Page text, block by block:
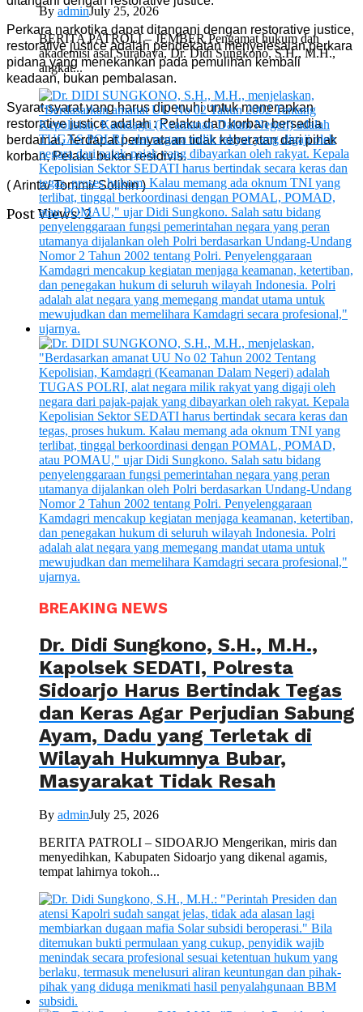
Perkara narkotika dapat ditangani dengan restorative justice,
restorative justice adalah pendekatan menyelesaian perkara
pidana yang menekankan pada pemulihan kembali
keadaan, bukan pembalasan.
Syarat-syarat yang harus dipenuhi untuk menerapkan
restorative justice adalah : Pelaku dan korban bersedia
berdamai, Terdapat pernyataan tidak keberatan dari pihak
korban, Pelaku bukan residivis.
( Arinta/ Tommi/ Solihin )
Post Views: 2
By adminJuly 25, 2026
BERITA PATROLI – JEMBER Pengamat hukum dan
akademisi asal Surabaya, Dr. Didi Sungkono, S.H., M.H.,
angkat...
BREAKING NEWS
Dr. Didi Sungkono, S.H., M.H.,
Kapolsek SEDATI, Polresta
Sidoarjo Harus Bertindak Tegas
dan Keras Agar Perjudian Sabung
Ayam, Dadu yang Terletak di
Wilayah Hukumnya Bubar,
Masyarakat Tidak Resah
By adminJuly 25, 2026
BERITA PATROLI – SIDOARJO Mengerikan, miris dan
menyedihkan, Kabupaten Sidoarjo yang dikenal agamis,
tempat lahirnya tokoh...